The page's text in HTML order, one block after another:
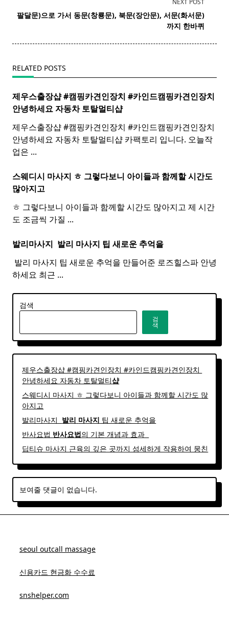
reader-
NEXT POST
팔달문)으로 가서 동문(창룡문), 북문(장안문), 서문(화서문)
까지 한바퀴
RELATED POSTS
제우스출장샵 #캠핑카견인장치 #카인드캠핑카견인장치 ​
안녕하세요 자동차 토탈멀티샵
제우스출장샵 #캠핑카견인장치 #카인드캠핑카견인장치 ​
안녕하세요 자동차 토탈멀티샵 카팩토리 입니다. 오늘작
업은 ...
스웨디시 마사지 ㅎ 그렇다보니 아이들과 함께할 시간도
많아지고
ㅎ 그렇다보니 아이들과 함께할 시간도 많아지고 제 시간
도 조금씩 가질 ...
발리마사지 ​ 발리 마사지 팁 새로운 추억을
​ 발리 마사지 팁 새로운 추억을 만들어준 로즈힐스파 안녕
하세요 최근 ...
검색
검
색
제우스출장샵 #캠핑카견인장치 #카인드캠핑카견인장치 ​
안녕하세요 자동차 토탈멀티샵
스웨디시 마사지 ㅎ 그렇다보니 아이들과 함께할 시간도 많
아지고
발리마사지 ​ 발리 마사지 팁 새로운 추억을
반사요법 반사요법의 기본 개념과 효과 ​ ​
딥티슈 마사지 근육의 깊은 곳까지 섬세하게 작용하여 뭉친
보여줄 댓글이 없습니다.
seoul outcall massage
신용카드 현금화 수수료
snshelper.com